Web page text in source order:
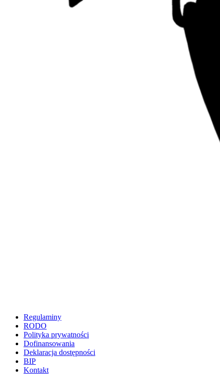
Regulaminy
RODO
Polityka prywatności
Dofinansowania
Deklaracja dostępności
BIP
Kontakt